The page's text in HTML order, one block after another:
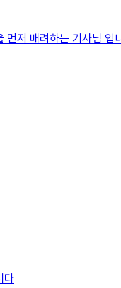
먼저 배려하는 기사님 입
다